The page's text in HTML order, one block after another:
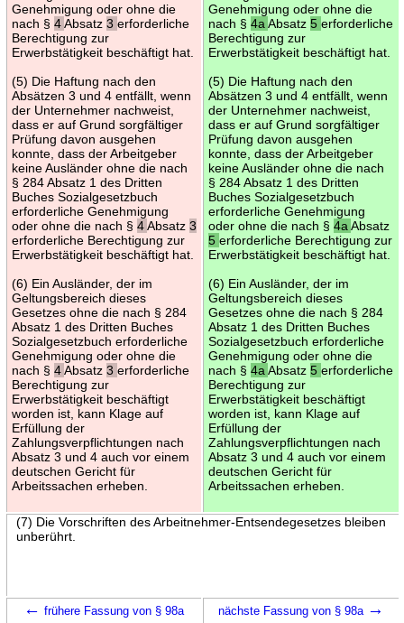
Genehmigung oder ohne die
nach § 4Absatz 3 erforderliche
Berechtigung zur
Erwerbstätigkeit beschäftigt hat.
(5) Die Haftung nach den
Absätzen 3 und 4 entfällt, wenn
der Unternehmer nachweist,
dass er auf Grund sorgfältiger
Prüfung davon ausgehen
konnte, dass der Arbeitgeber
keine Ausländer ohne die nach
§ 284 Absatz 1 des Dritten
Buches Sozialgesetzbuch
erforderliche Genehmigung
oder ohne die nach § 4Absatz 3
erforderliche Berechtigung zur
Erwerbstätigkeit beschäftigt hat.
(6) Ein Ausländer, der im
Geltungsbereich dieses
Gesetzes ohne die nach § 284
Absatz 1 des Dritten Buches
Sozialgesetzbuch erforderliche
Genehmigung oder ohne die
nach § 4Absatz 3 erforderliche
Berechtigung zur
Erwerbstätigkeit beschäftigt
worden ist, kann Klage auf
Erfüllung der
Zahlungsverpflichtungen nach
Absatz 3 und 4 auch vor einem
deutschen Gericht für
Arbeitssachen erheben.
Genehmigung oder ohne die
nach § 4a Absatz 5 erforderliche
Berechtigung zur
Erwerbstätigkeit beschäftigt hat.
(5) Die Haftung nach den
Absätzen 3 und 4 entfällt, wenn
der Unternehmer nachweist,
dass er auf Grund sorgfältiger
Prüfung davon ausgehen
konnte, dass der Arbeitgeber
keine Ausländer ohne die nach
§ 284 Absatz 1 des Dritten
Buches Sozialgesetzbuch
erforderliche Genehmigung
oder ohne die nach § 4a Absatz
5 erforderliche Berechtigung zur
Erwerbstätigkeit beschäftigt hat.
(6) Ein Ausländer, der im
Geltungsbereich dieses
Gesetzes ohne die nach § 284
Absatz 1 des Dritten Buches
Sozialgesetzbuch erforderliche
Genehmigung oder ohne die
nach § 4a Absatz 5 erforderliche
Berechtigung zur
Erwerbstätigkeit beschäftigt
worden ist, kann Klage auf
Erfüllung der
Zahlungsverpflichtungen nach
Absatz 3 und 4 auch vor einem
deutschen Gericht für
Arbeitssachen erheben.
(7) Die Vorschriften des Arbeitnehmer-Entsendegesetzes bleiben
unberührt.
← frühere Fassung von § 98a nächste Fassung von § 98a →